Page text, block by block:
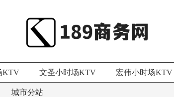
KTV 文圣小时场KTV 宏伟小时场KTV
城市分站